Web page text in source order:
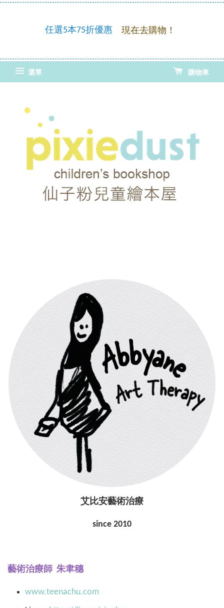
任選5本75折優惠 現在去購物！
選單 購物車
艾比安藝術治療
since 2010
藝術治療師 朱聿穗
www.teenachu.com